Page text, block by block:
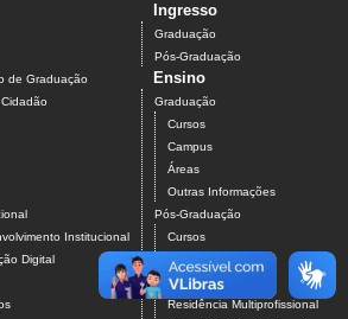
de Graduação
Institucional
Digital
Ingresso
Graduação
Pós-Graduação
Ensino
Graduação
Cursos
Campus
Áreas
Outras Informações
Pós-Graduação
Cursos
Campus
Áreas
Residência Multiprofissional